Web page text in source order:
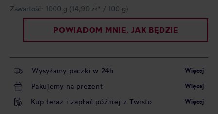
Zawartość: 1000 g (14,90 zł* / 100 g)
POWIADOM MNIE, JAK BĘDZIE
Wysyłamy paczki w 24h Więcej
Pakujemy na prezent Więcej
Kup teraz i zapłać później z Twisto Więcej